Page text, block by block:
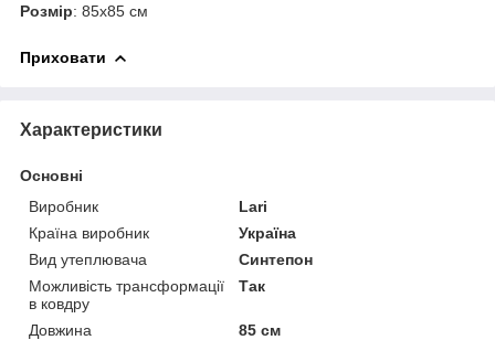
Розмір: 85х85 см
Приховати
Характеристики
Основні
Виробник
Larі
Країна виробник
Україна
Вид утеплювача
Синтепон
Можливість трансформації
в ковдру
Так
Довжина
85 см